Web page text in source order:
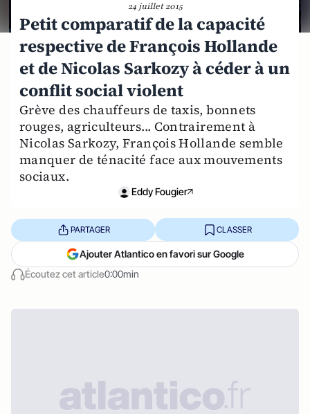
24 juillet 2015
Petit comparatif de la capacité
respective de François Hollande
et de Nicolas Sarkozy à céder à un
conflit social violent
Grève des chauffeurs de taxis, bonnets
rouges, agriculteurs... Contrairement à
Nicolas Sarkozy, François Hollande semble
manquer de ténacité face aux mouvements
sociaux.
Eddy Fougier
Écoutez cet article0:00min
PARTAGER CLASSER
Ajouter Atlantico en favori sur Google